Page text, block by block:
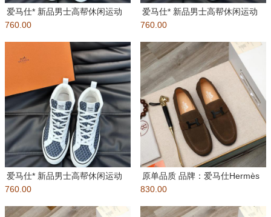
爱马仕* 新品男士高帮休闲运动
鞋，斜体H图案牛仔布和小牛皮
760.00
爱马仕* 新品男士高帮休闲运动
鞋，斜体H图案牛仔布和小牛皮
760.00
爱马仕* 新品男士高帮休闲运动
鞋，斜体H图案牛仔布和小牛皮
760.00
原单品质 品牌：爱马仕Hermès
标准码：男码:....
830.00